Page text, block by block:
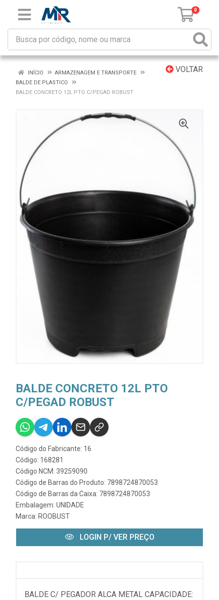
0
VOLTAR
INÍCIO
ARMAZENAGEM E TRANSPORTE
BALDE DE PLASTICO
BALDE CONCRETO 12L PTO C/PEGAD ROBUST
BALDE CONCRETO 12L PTO
C/PEGAD ROBUST
Código do Fabricante: 16
Código: 168281
Código NCM: 39259090
Código de Barras do Produto: 7898724870053
Código de Barras da Caixa: 7898724870053
Embalagem: UNIDADE
Marca: ROOBUST
LOGIN P/ VER PREÇO
BALDE C/ PEGADOR ALCA METAL CAPACIDADE: